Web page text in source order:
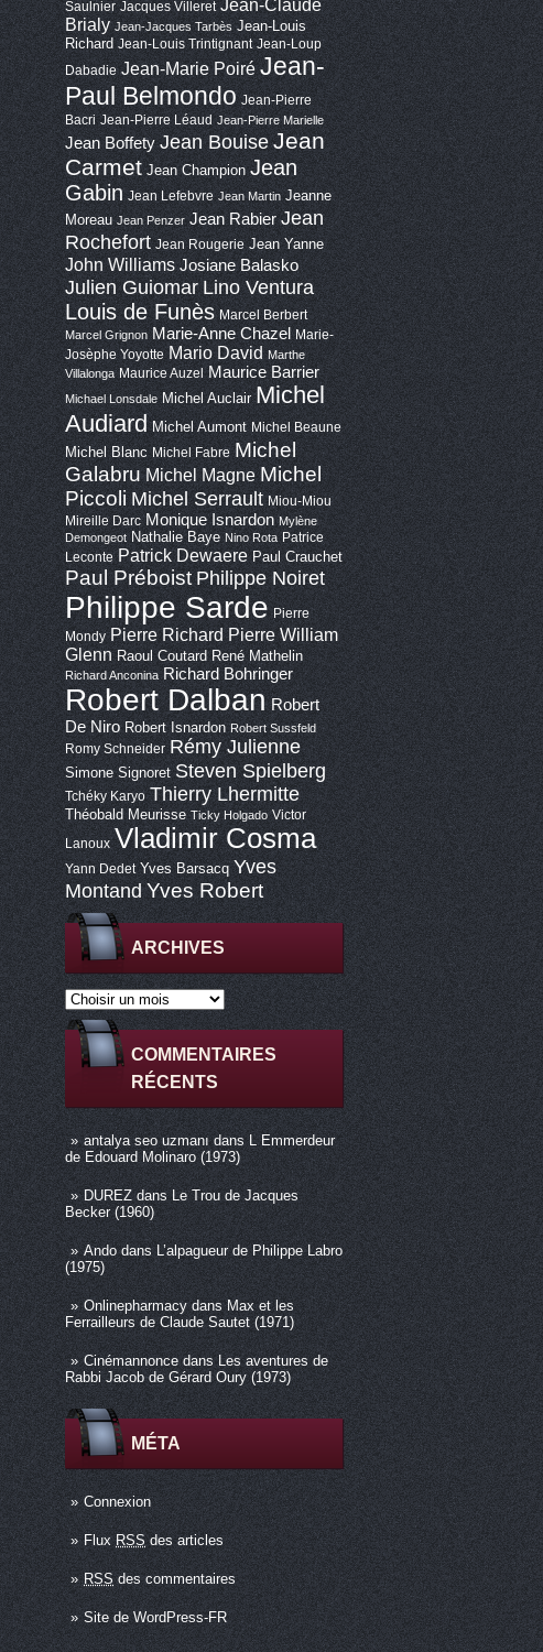
Saulnier Jacques Villeret Jean-Claude
Brialy Jean-Jacques Tarbès Jean-Louis
Richard Jean-Louis Trintignant Jean-Loup
Dabadie Jean-Marie Poiré Jean-
Paul Belmondo Jean-Pierre
Bacri Jean-Pierre Léaud Jean-Pierre Marielle
Jean Boffety Jean BouiseJean
Carmet Jean Champion Jean
Gabin Jean Lefebvre Jean Martin Jeanne
Moreau Jean Penzer Jean Rabier Jean
Rochefort Jean Rougerie Jean Yanne
John Williams Josiane Balasko
Julien Guiomar Lino Ventura
Louis de Funès Marcel Berbert
Marcel Grignon Marie-Anne Chazel
Marie-
Josèphe Yoyotte Mario David Marthe
Villalonga Maurice Auzel Maurice Barrier
Michael Lonsdale Michel Auclair Michel
Audiard Michel Aumont Michel Beaune
Michel Blanc Michel Fabre Michel
Galabru Michel Magne Michel
Piccoli Michel Serrault Miou-Miou
Mireille Darc Monique Isnardon Mylène
Demongeot Nathalie Baye Nino Rota Patrice
Leconte Patrick Dewaere Paul Crauchet
Paul Préboist Philippe Noiret
Philippe Sarde Pierre
Mondy Pierre Richard Pierre William
Glenn Raoul Coutard René Mathelin
Richard Anconina Richard Bohringer
Robert Dalban Robert
De Niro Robert Isnardon Robert Sussfeld
Romy Schneider Rémy Julienne
Simone Signoret Steven Spielberg
Tchéky Karyo Thierry Lhermitte
Théobald Meurisse Ticky Holgado Victor
Lanoux Vladimir Cosma
Yann Dedet Yves Barsacq Yves
Montand Yves Robert
ARCHIVES
COMMENTAIRES
RÉCENTS
antalya seo uzmanıdans L Emmerdeur
de Edouard Molinaro (1973)
DUREZdans Le Trou de Jacques
Becker (1960)
Andodans L’alpagueur de Philippe Labro
(1975)
Onlinepharmacy dansMax et les
Ferrailleurs de Claude Sautet (1971)
Cinémannonce dansLes aventures de
Rabbi Jacob de Gérard Oury (1973)
MÉTA
Connexion
Flux RSS des articles
RSSdes commentaires
Site de WordPress-FR